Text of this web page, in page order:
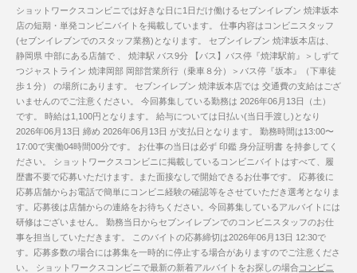
ショットワークスコンビニでは好きな日に1日だけ働けるセブンイレブン 焼津坂本
店の短期・単発コンビニバイトを掲載しています。 仕事内容はコンビニスタッフ
(セブンイレブンでのスタッフ業務)となります。 セブンイレブン 焼津坂本店は、
静岡県 中部にある店舗で 、 焼津駅 バス9分 【バス】バス停『焼津駅前』＞しずて
つジャストライン 焼津岡部 岡部営業所行（乗車８分）＞バス停『坂本』（下車徒
歩１分） の場所にあります。 セブンイレブン 焼津坂本店では 交通費の支給はござ
いませんのでご注意ください。 今回募集している勤務は 2026年06月13日（土）
です。 時給は1,100円となります。 給与については日払い(当日手渡し)となり
2026年06月13日 締め 2026年06月13日 が支払日となります。 勤務時間は13:00〜
17:00で実働04時間00分です。 お仕事の当日は必ず 印鑑 身分証明書 を持参してく
ださい。 ショットワークスコンビニに掲載しているコンビニバイトはすべて、履
歴書不要で応募いただけます。また面接なしで開始できるお仕事です。 応募後に
応募店舗からお電話で簡単にコンビニ経験の確認等をさせていただき選考となりま
す。応募後は店舗からの連絡をお待ちください。今回募集しているアルバイトには
研修はございません。 勤務当日からセブンイレブンでのコンビニスタッフのお仕
事を担当していただきます。 このバイトの応募締切は2026年06月13日 12:30で
す。応募多数の場合には募集を一時的に停止する場合がありますのでご注意くださ
い。 ショットワークスコンビニで最新の新着アルバイトをお探しの場合コンビニ